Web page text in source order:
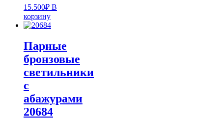
15.500₽ В
корзину
Парные
бронзовые
светильники
с
абажурами
20684